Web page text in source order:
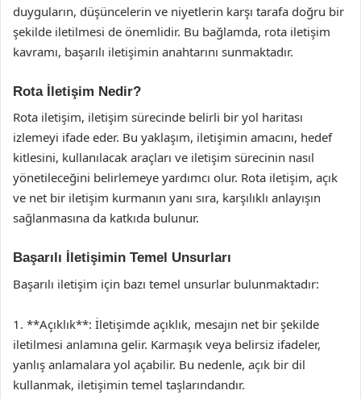
duyguların, düşüncelerin ve niyetlerin karşı tarafa doğru bir
şekilde iletilmesi de önemlidir. Bu bağlamda, rota iletişim
kavramı, başarılı iletişimin anahtarını sunmaktadır.
Rota İletişim Nedir?
Rota iletişim, iletişim sürecinde belirli bir yol haritası
izlemeyi ifade eder. Bu yaklaşım, iletişimin amacını, hedef
kitlesini, kullanılacak araçları ve iletişim sürecinin nasıl
yönetileceğini belirlemeye yardımcı olur. Rota iletişim, açık
ve net bir iletişim kurmanın yanı sıra, karşılıklı anlayışın
sağlanmasına da katkıda bulunur.
Başarılı İletişimin Temel Unsurları
Başarılı iletişim için bazı temel unsurlar bulunmaktadır:
1. **Açıklık**: İletişimde açıklık, mesajın net bir şekilde
iletilmesi anlamına gelir. Karmaşık veya belirsiz ifadeler,
yanlış anlamalara yol açabilir. Bu nedenle, açık bir dil
kullanmak, iletişimin temel taşlarındandır.